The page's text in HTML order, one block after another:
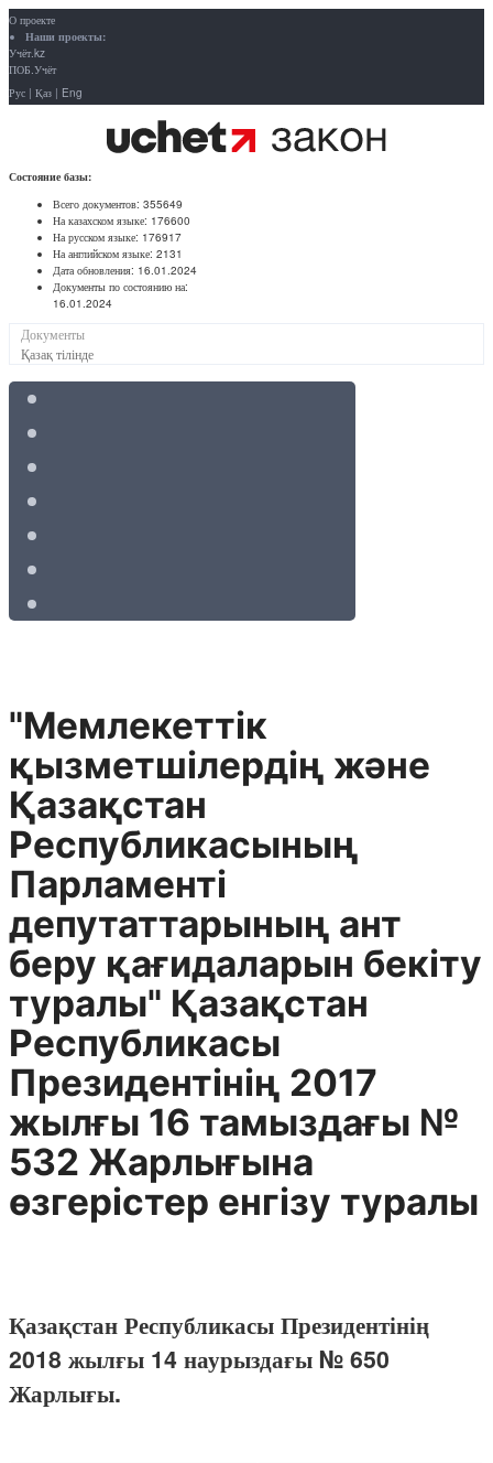
О проекте
Наши проекты:
Учёт.kz
ПОБ.Учёт
Рус | Қаз | Eng
Состояние базы:
Всего документов: 355649
На казахском языке: 176600
На русском языке: 176917
На английском языке: 2131
Дата обновления: 16.01.2024
Документы по состоянию на:
16.01.2024
Документы
Қазақ тілінде
"Мемлекеттік
қызметшілердің және
Қазақстан
Республикасының
Парламенті
депутаттарының ант
беру қағидаларын бекіту
туралы" Қазақстан
Республикасы
Президентінің 2017
жылғы 16 тамыздағы №
532 Жарлығына
өзгерістер енгізу туралы
Қазақстан Республикасы Президентінің
2018 жылғы 14 наурыздағы № 650
Жарлығы.